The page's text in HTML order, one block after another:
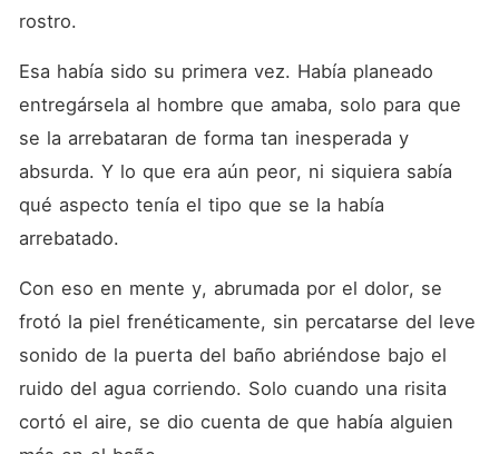
rostro.
Esa había sido su primera vez. Había planeado
entregársela al hombre que amaba, solo para que
se la arrebataran de forma tan inesperada y
absurda. Y lo que era aún peor, ni siquiera sabía
qué aspecto tenía el tipo que se la había
arrebatado.
Con eso en mente y, abrumada por el dolor, se
frotó la piel frenéticamente, sin percatarse del leve
sonido de la puerta del baño abriéndose bajo el
ruido del agua corriendo. Solo cuando una risita
cortó el aire, se dio cuenta de que había alguien